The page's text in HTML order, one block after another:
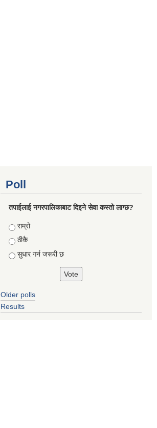
Poll
तपाईलाई नगरपालिकाबाट दिइने सेवा कस्तो लाग्छ?
Choices
राम्रो
ठीकै
सुधार गर्न जरूरी छ
Older polls
Results